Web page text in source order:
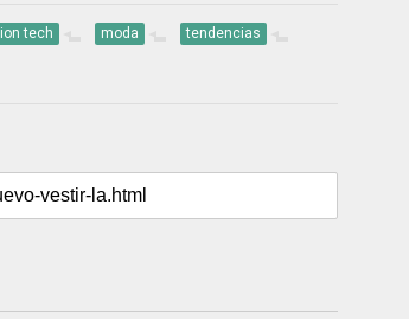
tech moda tendencias